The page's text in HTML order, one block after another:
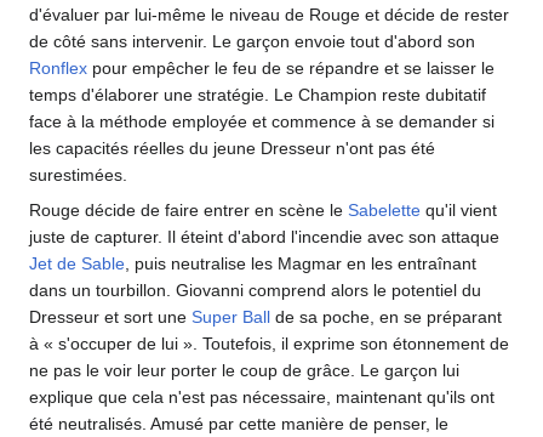
d'évaluer par lui-même le niveau de Rouge et décide de rester
de côté sans intervenir. Le garçon envoie tout d'abord son
Ronflex pour empêcher le feu de se répandre et se laisser le
temps d'élaborer une stratégie. Le Champion reste dubitatif
face à la méthode employée et commence à se demander si
les capacités réelles du jeune Dresseur n'ont pas été
surestimées.
Rouge décide de faire entrer en scène le Sabelette qu'il vient
juste de capturer. Il éteint d'abord l'incendie avec son attaque
Jet de Sable , puis neutralise les Magmar en les entraînant
dans un tourbillon. Giovanni comprend alors le potentiel du
Dresseur et sort une Super Ball de sa poche, en se préparant
à « s'occuper de lui ». Toutefois, il exprime son étonnement de
ne pas le voir leur porter le coup de grâce. Le garçon lui
explique que cela n'est pas nécessaire, maintenant qu'ils ont
été neutralisés. Amusé par cette manière de penser, le